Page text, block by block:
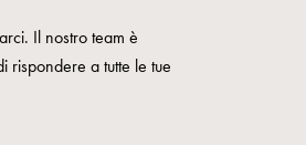
Il nostro team è
rispondere a tutte le tue